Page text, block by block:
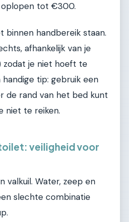
oplopen tot €300.
binnen handbereik staan.
afhankelijk van je
zodat je niet hoeft te
handige tip: gebruik een
de rand van het bed kunt
niet te reiken.
veiligheid voor
valkuil. Water, zeep en
slechte combinatie